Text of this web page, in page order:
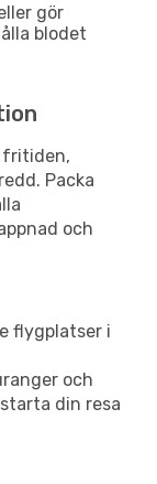
gör
blodet
fritiden,
Packa
och
flygplatser i
och
din resa